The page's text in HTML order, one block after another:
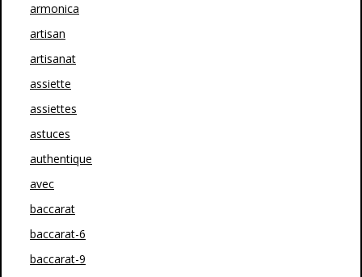
armonica
artisan
artisanat
assiette
assiettes
astuces
authentique
avec
baccarat
baccarat-6
baccarat-9